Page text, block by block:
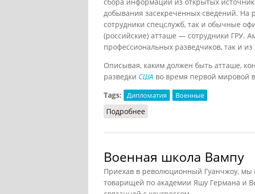
добывания засекреченных сведений. На
сотрудники спецслужб, так и обычные
(российские) атташе — сотрудники ГРУ.
профессиональных разведчиков, так и
Описывая, каким должен быть атташе,
разведки США во время первой мировой
Tags:
Дипломатия Военные
Подробнее
Военная школа Вампу
Приехав в революционный Гуанчжоу, мы
товарищей по академии Яшу Германа и